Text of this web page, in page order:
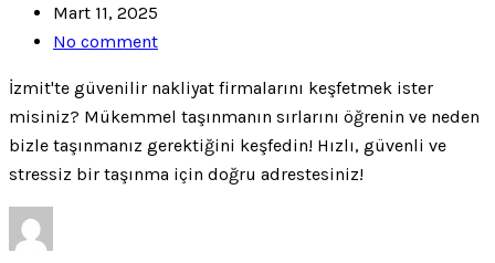
Mart 11, 2025
No comment
İzmit'te güvenilir nakliyat firmalarını keşfetmek ister
misiniz? Mükemmel taşınmanın sırlarını öğrenin ve neden
bizle taşınmanız gerektiğini keşfedin! Hızlı, güvenli ve
stressiz bir taşınma için doğru adrestesiniz!